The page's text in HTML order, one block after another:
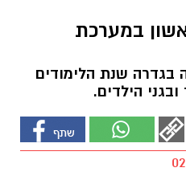
במערכת
09) נפתחה בגדרה שנת הלימודים
הילדים.